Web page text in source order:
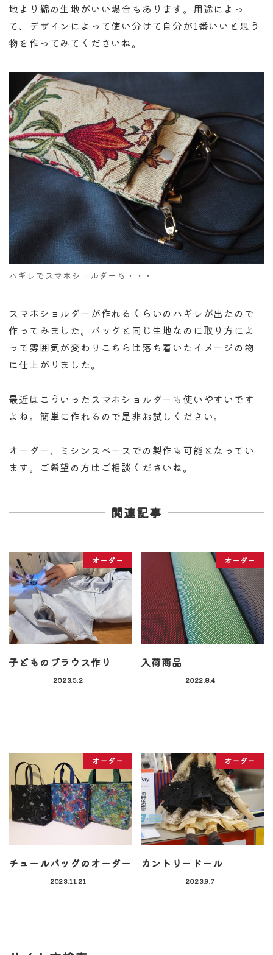
地より綿の生地がいい場合もあります。用途によっ
て、デザインによって使い分けて自分が1番いいと思う
物を作ってみてくださいね。
ハギレでスマホショルダーも・・・
スマホショルダーが作れるくらいのハギレが出たので
作ってみました。バッグと同じ生地なのに取り方によ
って雰囲気が変わりこちらは落ち着いたイメージの物
に仕上がりました。
最近はこういったスマホショルダーも使いやすいです
よね。簡単に作れるので是非お試しください。
オーダー、ミシンスペースでの製作も可能となってい
ます。ご希望の方はご相談くださいね。
関連記事
オーダー
子どものブラウス作り
2023.5.2
オーダー
入荷商品
2022.8.4
オーダー
チュールバッグのオーダー
2023.11.21
オーダー
カントリードール
2023.9.7